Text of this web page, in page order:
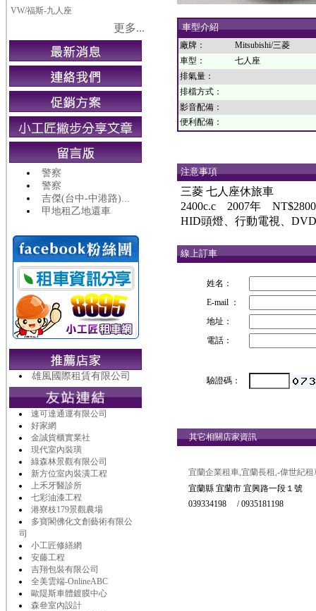
VW/福斯-九人座
更多...
警察
警察
吉傑(台中-中港路)...
甲地租乙地還車
雄風國際租賃有限公司
速可達通運有限公司
好家網
金誠貨櫃實業社
現代室內裝璜
綠森林景觀有限公司
新方位室內裝潢工程
上禾牙醫診所
七彩油漆工程
港寮枝179景觀農場
多寶閣佛化文創藝術有限公
司
小工匠修繕網
安藤工程
吉翔包裝有限公司
全美雲端-OnlineABC
歐隄斯車體鍍膜中心
森叄室內設計
車型介紹
廠牌：
Mitsubishi/三菱
車型：
七人座
排氣量：
排檔方式：
影音配備：
便利配備：
注意事項
三菱 七人座休旅車
2400c.c 2007年 NT$2800
HID頭燈、行動電視、
線上訂車
姓名：
E-mail ：
地址：
電話：
驗證碼：
其它相關店家資訊
宜蘭企業租車,宜蘭長租,-偉世紀租
宜蘭縣 宜蘭市 宜興路一段１號
039334198 / 0935181198